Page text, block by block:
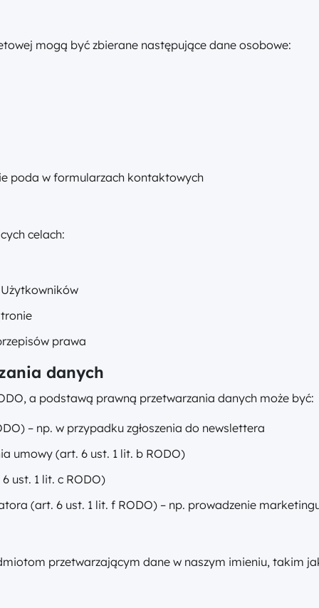
mogą być zbierane następujące dane osobowe:
poda w formularzach kontaktowych
celach:
prawa
danych
a podstawą prawną przetwarzania danych może być:
– np. w przypadku zgłoszenia do newslettera
umowy (art. 6 ust. 1 lit. b RODO)
ust. 1 lit. c RODO)
(art. 6 ust. 1 lit. f RODO) – np. prowadzenie
przetwarzającym dane w naszym imieniu, takim